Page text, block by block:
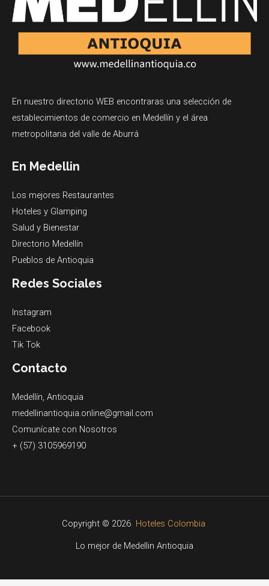
En nuestro directorio WEB encontraras una selección de
establecimientos de comercio en Medellín y el área
metropolitana del valle de Aburrá
En Medellin
Los mejores Restaurantes
Hoteles y Glamping
Salud y Bienestar
Directorio Medellín
Pueblos de Antioquia
Redes Sociales
Instagram
Facebook
Tik Tok
Contacto
Medellín, Antioquia
medellinantioquia.online@gmail.com
Comunícate con Nosotros
+ (57) 3105969190
Copyright © 2026 Hoteles Colombia
Lo mejor de Medellin Antioquia